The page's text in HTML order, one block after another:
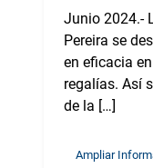
Junio 2024.-
Pereira se
en eficacia
regalías. Así
de la […]
Ampliar